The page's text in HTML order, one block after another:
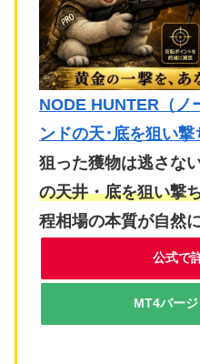
NODE HUNTER（ノ
ンドの天･底を狙い
狙った獲物は逃さな
の天井・底を狙い撃
程相場の本質が自然
公式で
MT4バー